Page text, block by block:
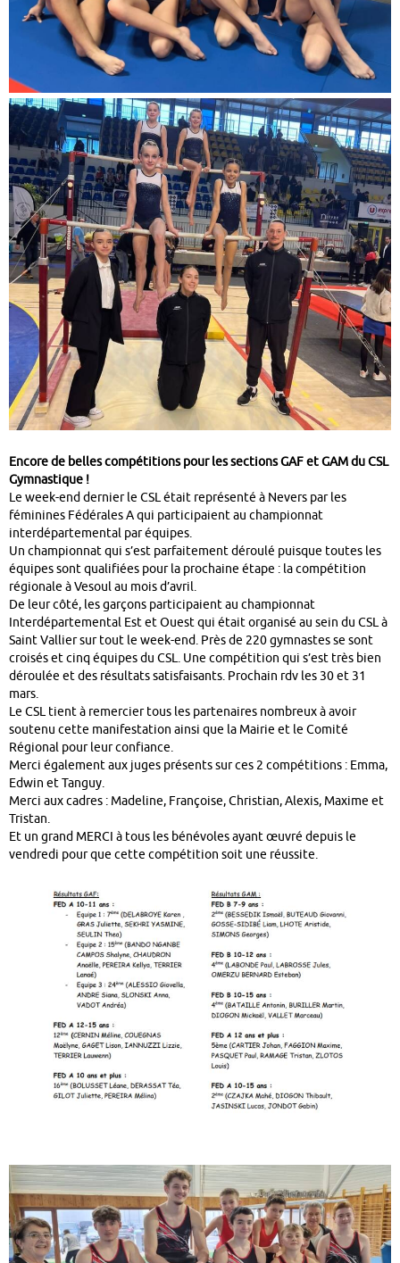
Encore de belles compétitions pour les sections GAF et GAM du CSL
Gymnastique !
Le week-end dernier le CSL était représenté à Nevers par les
féminines Fédérales A qui participaient au championnat
interdépartemental par équipes.
Un championnat qui s’est parfaitement déroulé puisque toutes les
équipes sont qualifiées pour la prochaine étape : la compétition
régionale à Vesoul au mois d’avril.
De leur côté, les garçons participaient au championnat
Interdépartemental Est et Ouest qui était organisé au sein du CSL à
Saint Vallier sur tout le week-end. Près de 220 gymnastes se sont
croisés et cinq équipes du CSL. Une compétition qui s’est très bien
déroulée et des résultats satisfaisants. Prochain rdv les 30 et 31
mars.
Le CSL tient à remercier tous les partenaires nombreux à avoir
soutenu cette manifestation ainsi que la Mairie et le Comité
Régional pour leur confiance.
Merci également aux juges présents sur ces 2 compétitions : Emma,
Edwin et Tanguy.
Merci aux cadres : Madeline, Françoise, Christian, Alexis, Maxime et
Tristan.
Et un grand MERCI à tous les bénévoles ayant œuvré depuis le
vendredi pour que cette compétition soit une réussite.